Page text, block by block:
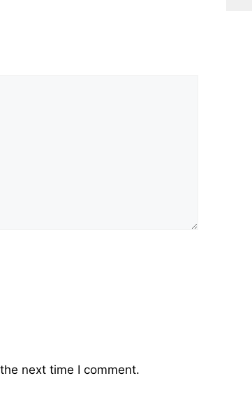
next time I comment.